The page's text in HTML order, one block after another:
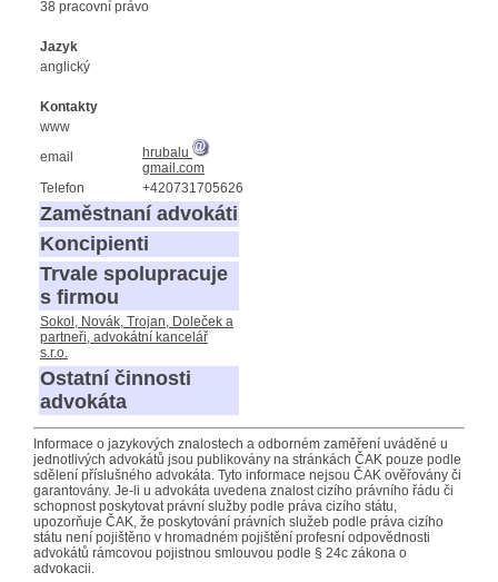
38 pracovní právo
Jazyk
anglický
Kontakty
www
email
hrubalu
gmail.com
Telefon
+420731705626
Zaměstnaní advokáti
Koncipienti
Trvale spolupracuje
s firmou
Sokol, Novák, Trojan, Doleček a
partneři, advokátní kancelář
s.r.o.
Ostatní činnosti
advokáta
Informace o jazykových znalostech a odborném zaměření uváděné u
jednotlivých advokátů jsou publikovány na stránkách ČAK pouze podle
sdělení příslušného advokáta. Tyto informace nejsou ČAK ověřovány či
garantovány. Je-li u advokáta uvedena znalost cizího právního řádu či
schopnost poskytovat právní služby podle práva cizího státu,
upozorňuje ČAK, že poskytování právních služeb podle práva cizího
státu není pojištěno v hromadném pojištění profesní odpovědnosti
advokátů rámcovou pojistnou smlouvou podle § 24c zákona o
advokacii.